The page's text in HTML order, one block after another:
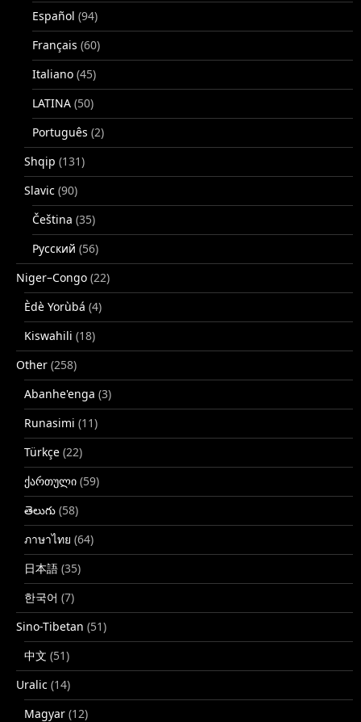
Español (94)
Français (60)
Italiano (45)
LATINA (50)
Português (2)
Shqip (131)
Slavic (90)
Čeština (35)
Русский (56)
Niger–Congo (22)
Èdè Yorùbá (4)
Kiswahili (18)
Other (258)
Abanhe'enga (3)
Runasimi (11)
Türkçe (22)
ქართული (59)
తెలుగు (58)
ภาษาไทย (64)
日本語 (35)
한국어 (7)
Sino-Tibetan (51)
中文 (51)
Uralic (14)
Magyar (12)